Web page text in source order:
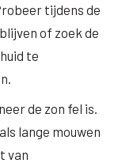
tijdens de
of zoek de
te
de zon fel is.
lange mouwen
van